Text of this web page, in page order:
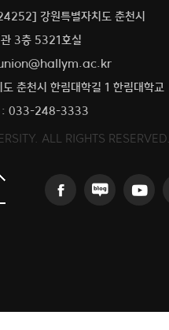
강원특별자치도 춘천시
관 3층 5321호실
union@hallym.ac.kr
춘천시 한림대학길 1 한림대학교
: 033-248-3333
ALL RIGHTS